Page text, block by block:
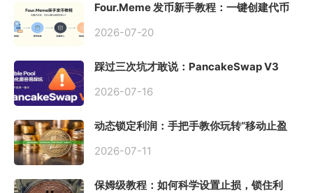
Four.Meme 发币新手教程：一键创建代币
2026-07-20
踩过三次坑才敢说：PancakeSwap V3
初始化
2026-07-16
动态锁定利润：手把手教你玩转“移动止盈
2026-07-11
保姆级教程：如何科学设置止损，锁住利